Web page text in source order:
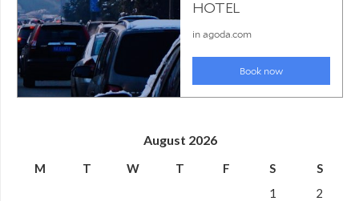
August 2026
M T W T F S
S
1
2